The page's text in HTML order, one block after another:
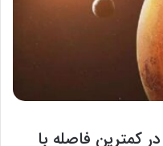
کمترین فاصله با